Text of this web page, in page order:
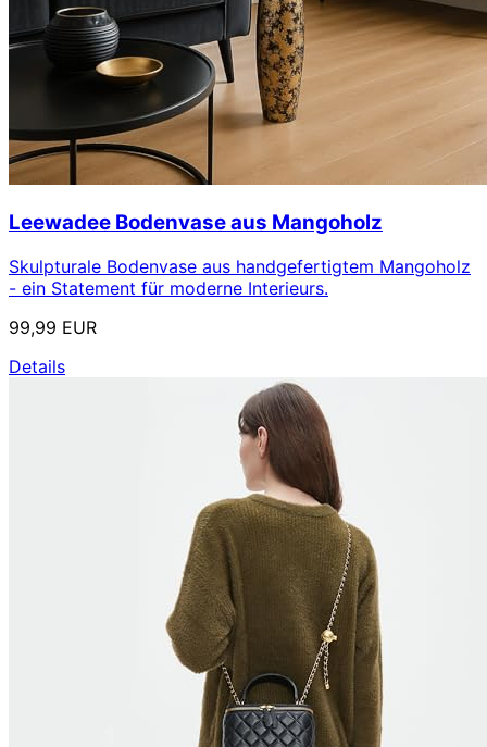
Leewadee Bodenvase aus Mangoholz
Skulpturale Bodenvase aus handgefertigtem Mangoholz
- ein Statement für moderne Interieurs.
99,99 EUR
Details